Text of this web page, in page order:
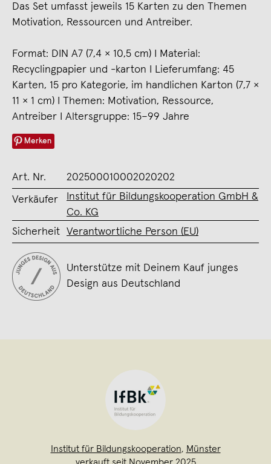
Das Set umfasst jeweils 15 Karten zu den Themen
Motivation, Ressourcen und Antreiber.
Format: DIN A7 (7,4 × 10,5 cm) I Material:
Recyclingpapier und -karton I Lieferumfang: 45
Karten, 15 pro Kategorie, im handlichen Karton (7,7 ×
11 × 1 cm) I Themen: Motivation, Ressource,
Antreiber I Altersgruppe: 15–99 Jahre
Merken
Art. Nr. 202500010002020202
Verkäufer
Institut für Bildungskooperation GmbH &
Co. KG
Sicherheit
Verantwortliche Person (EU)
Unterstütze mit Deinem Kauf junges
Design aus Deutschland
Institut für Bildungskooperation, Münster